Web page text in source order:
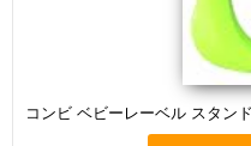
コンビ ベビーレーベル スタン